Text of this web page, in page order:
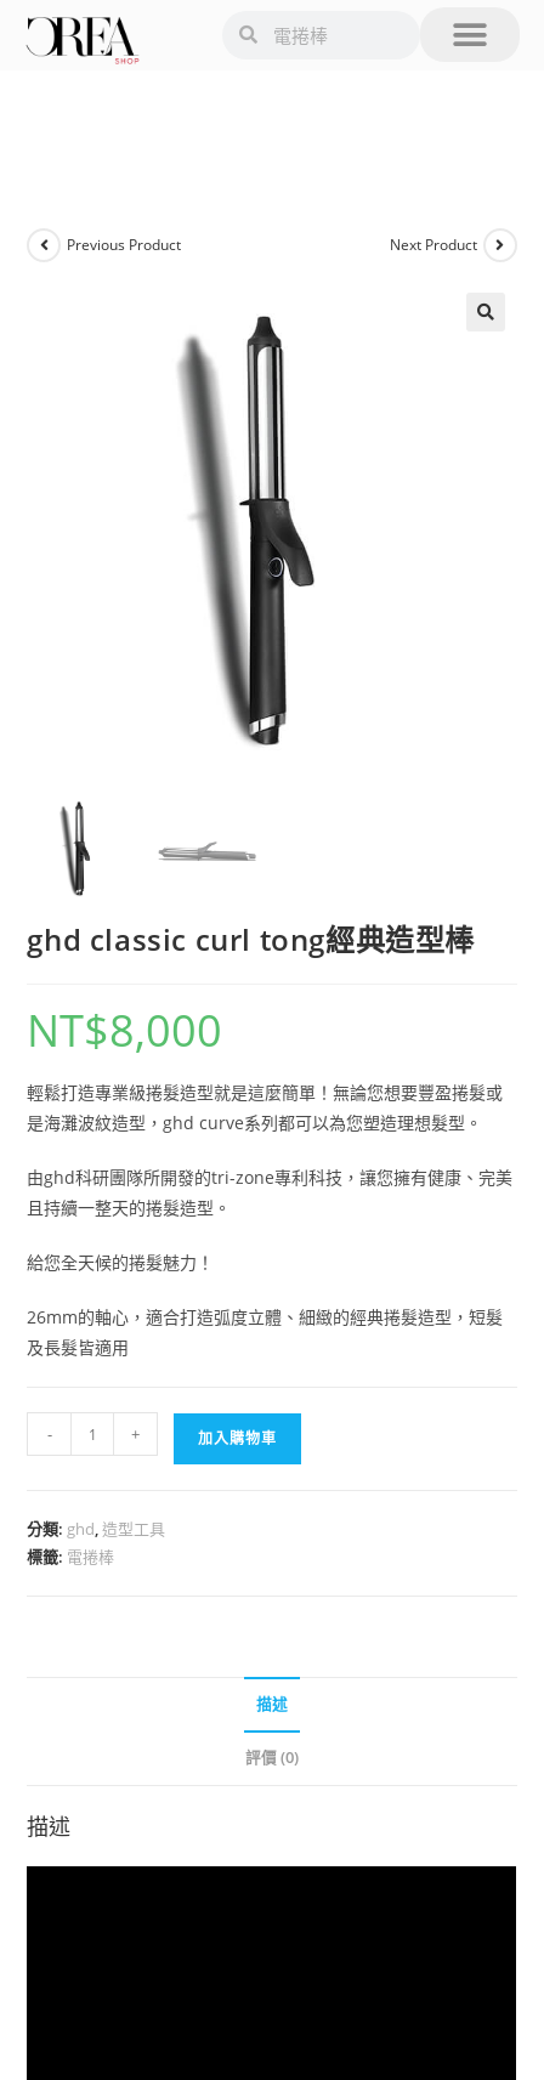
Previous Product Next Product
ghd classic curl tong經典造型棒
NT$8,000
輕鬆打造專業級捲髮造型就是這麼簡單！無論您想要豐盈捲髮或
是海灘波紋造型，ghd curve系列都可以為您塑造理想髮型。
由ghd科研團隊所開發的tri-zone專利科技，讓您擁有健康、完美
且持續一整天的捲髮造型。
給您全天候的捲髮魅力！
26mm的軸心，適合打造弧度立體、細緻的經典捲髮造型，短髮
及長髮皆適用
- + 加入購物車
分類: ghd,造型工具
標籤: 電捲棒
描述
評價 (0)
描述